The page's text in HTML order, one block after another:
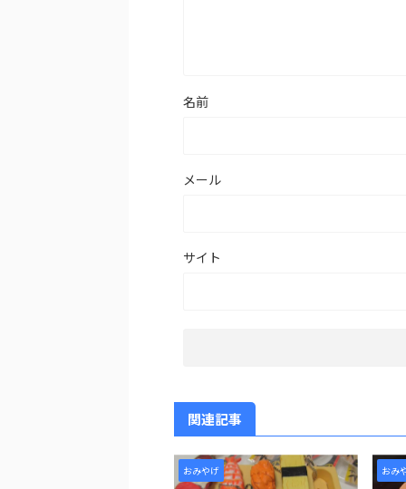
名前
メール
サイト
関連記事
おみやげ おみ